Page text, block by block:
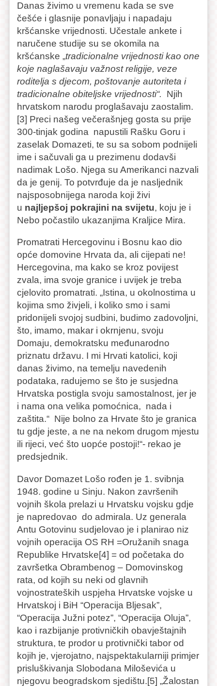
Danas živimo u vremenu kada se sve
češće i glasnije ponavljaju i napadaju
kršćanske vrijednosti. Učestale ankete i
naručene studije su se okomila na
kršćanske „tradicionalne vrijednosti kao one
koje naglašavaju važnost religije, veze
roditelja s djecom, poštovanje autoriteta i
tradicionalne obiteljske vrijednosti“. Njih
hrvatskom narodu proglašavaju zaostalim.
[3] Preci našeg večerašnjeg gosta su prije
300-tinjak godina napustili Rašku Goru i
zaselak Domazeti, te su sa sobom podnijeli
ime i sačuvali ga u prezimenu dodavši
nadimak Lošo. Njega su Amerikanci nazvali
da je genij. To potvrđuje da je nasljednik
najsposobnijega naroda koji živi
u najljepšoj pokrajini na svijetu, koju je i
Nebo počastilo ukazanjima Kraljice Mira.
Promatrati Hercegovinu i Bosnu kao dio
opće domovine Hrvata da, ali cijepati ne!
Hercegovina, ma kako se kroz povijest
zvala, ima svoje granice i uvijek je treba
cjelovito promatrati. „Istina, u okolnostima u
kojima smo živjeli, i koliko smo i sami
pridonijeli svojoj sudbini, budimo zadovoljni,
što, imamo, makar i okrnjenu, svoju
Domaju, demokratsku međunarodno
priznatu državu. I mi Hrvati katolici, koji
danas živimo, na temelju navedenih
podataka, radujemo se što je susjedna
Hrvatska postigla svoju samostalnost, jer je
i nama ona velika pomoćnica, nada i
zaštita.“ Nije bolno za Hrvate što je granica
tu gdje jeste, a ne na nekom drugom mjestu
ili rijeci, već što uopće postoji!“- rekao je
predsjednik.
Davor Domazet Lošo rođen je 1. svibnja
1948. godine u Sinju. Nakon završenih
vojnih škola prelazi u Hrvatsku vojsku gdje
je napredovao do admirala. Uz generala
Antu Gotovinu sudjelovao je i planirao niz
vojnih operacija OS RH =Oružanih snaga
Republike Hrvatske[4] = od početaka do
završetka Obrambenog – Domovinskog
rata, od kojih su neki od glavnih
vojnostrateških uspjeha Hrvatske vojske u
Hrvatskoj i BiH “Operacija Bljesak”,
“Operacija Južni potez”, “Operacija Oluja”,
kao i razbijanje protivničkih obavještajnih
struktura, te prodor u protivnički tabor od
kojih je, vjerojatno, najspektakularniji primjer
prisluškivanja Slobodana Miloševića u
njegovu beogradskom sjedištu.[5] „Žalostan